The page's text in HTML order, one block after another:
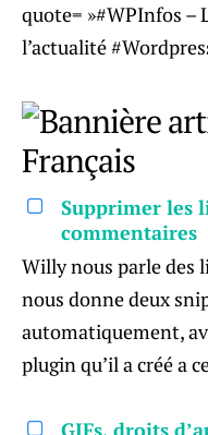
quote= »#WPInfos –
l’actualité
Supprimer les
commentaires
Willy nous parle des
nous donne deux
automatiquement,
plugin qu’il a créé a